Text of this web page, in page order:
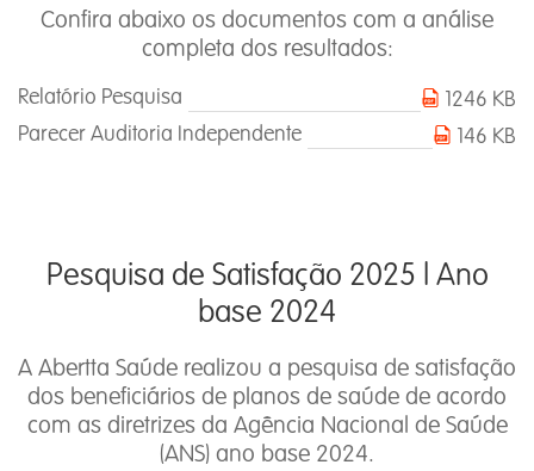
Confira abaixo os documentos com a análise
completa dos resultados:
Relatório Pesquisa
1246 KB
Parecer Auditoria Independente
146 KB
Pesquisa de Satisfação 2025 l Ano
base 2024
A Abertta Saúde realizou a pesquisa de satisfação
dos beneficiários de planos de saúde de acordo
com as diretrizes da Agência Nacional de Saúde
(ANS) ano base 2024.